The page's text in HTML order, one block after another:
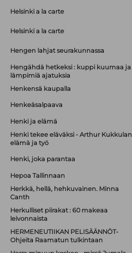
Helsinki a la carte
Helsinki a la carte
Hengen lahjat seurakunnassa
Hengähdä hetkeksi : kuppi kuumaa ja
lämpimiä ajatuksia
Henkensä kaupalla
Henkeäsalpaava
Henki ja elämä
Henki tekee eläväksi - Arthur Kukkulan
elämä ja työ
Henki, joka parantaa
Hepoa Tallinnaan
Herkkä, hellä, hehkuvainen. Minna
Canth
Herkulliset piirakat : 60 makeaa
leivonnaista
HERMENEUTIIKAN PELISÄÄNNÖT-
Ohjeita Raamatun tulkintaan